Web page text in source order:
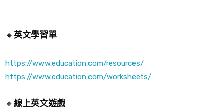
🔸 英文學習單
https://www.education.com/resources/
https://www.education.com/worksheets/
🔸 線上英文遊戲